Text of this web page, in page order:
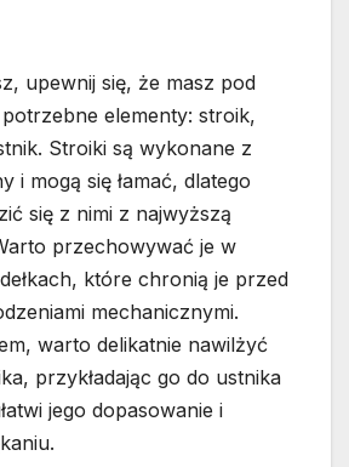
upewnij się, że masz pod
elementy: stroik,
Stroiki są wykonane z
i mogą się łamać, dlatego
się z nimi z najwyższą
przechowywać je w
które chronią je przed
mechanicznymi.
warto delikatnie nawilżyć
przykładając go do ustnika
jego dopasowanie i